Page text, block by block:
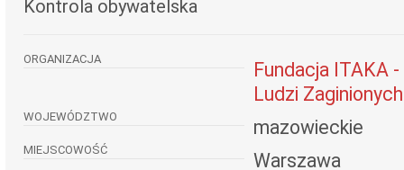
Kontrola obywatelska
ORGANIZACJA
Fundacja ITAKA
Ludzi Zaginionych
WOJEWÓDZTWO mazowieckie
MIEJSCOWOŚĆ Warszawa